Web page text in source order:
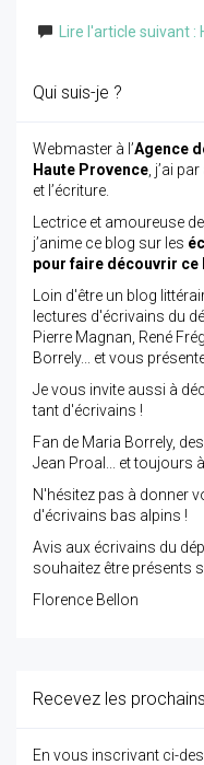
Lire l'article suivant :
Qui suis-je ?
Webmaster à l’Agence
Haute Provence , j’ai
et l’écriture.
Lectrice et amoureuse
j’anime ce blog sur les
pour faire découvrir ce
Loin d'être un blog
lectures d'écrivains du
Pierre Magnan, René
Borrely... et vous
Je vous invite aussi à
tant d'écrivains !
Fan de Maria Borrely,
Jean Proal... et toujours
N'hésitez pas à donner
d'écrivains bas alpins !
Avis aux écrivains du
souhaitez être présents
Florence Bellon
Recevez les
En vous inscrivant ci-